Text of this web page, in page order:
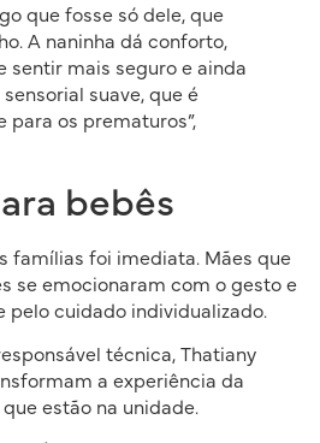
que fosse só dele, que
A naninha dá conforto,
sentir mais seguro e ainda
suave, que é
os prematuros”,
bebês
famílias foi imediata. Mães que
se emocionaram com o gesto e
pelo cuidado individualizado.
técnica, Thatiany
a experiência da
estão na unidade.